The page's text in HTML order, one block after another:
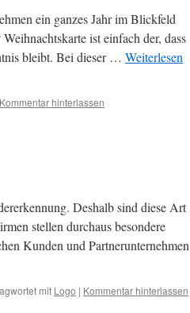
ein ganzes Jahr im Blickfeld
ist einfach der, dass
bleibt. Bei dieser … Weiterlesen
Kommentar hinterlassen
Deshalb sind diese Art
stellen durchaus besondere
Kunden und Partnerunternehmen
mit Logo | Kommentar hinterlassen